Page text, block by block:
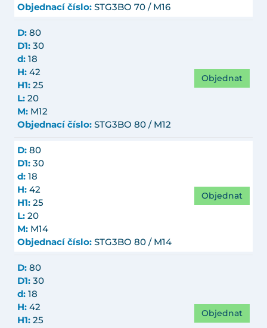
Objednací číslo: STG3BO 70 / M16
D: 80
D1: 30
d: 18
H: 42
H1: 25
L: 20
M: M12
Objednací číslo: STG3BO 80 / M12
Objednat
D: 80
D1: 30
d: 18
H: 42
H1: 25
L: 20
M: M14
Objednací číslo: STG3BO 80 / M14
Objednat
D: 80
D1: 30
d: 18
H: 42
H1: 25
Objednat